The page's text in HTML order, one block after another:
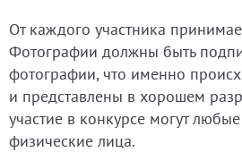
От каждого участника
Фотографии должны быть
фотографии, что именно
и представлены в хорошем
участие в конкурсе могут
физические лица.